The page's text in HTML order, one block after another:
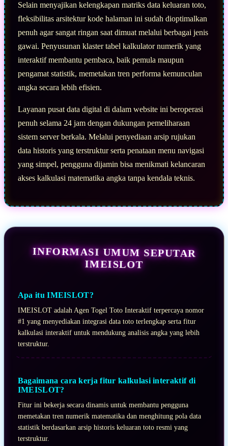
Selain menyajikan kelengkapan matriks data keluaran toto,
fleksibilitas arsitektur kode halaman ini sudah dioptimalkan
penuh agar sangat ringan saat dimuat melalui berbagai jenis
gawai. Penyusunan klaster tabel kalkulator numerik yang
interaktif membantu pembaca, baik pemula maupun
pengamat statistik, memetakan tren performa kemunculan
angka secara lebih efisien.
Layanan pusat data digital di dalam website ini beroperasi
penuh selama 24 jam dengan dukungan pemeliharaan
sistem server berkala. Melalui penyediaan arsip rujukan
data historis yang terstruktur serta penataan menu navigasi
yang simpel, pengguna dijamin bisa menikmati kelancaran
akses kalkulasi matematika angka tanpa kendala teknis.
INFORMASI UMUM SEPUTAR
IMEISLOT
Apa itu IMEISLOT?
IMEISLOT adalah Agen Togel Toto Interaktif terpercaya nomor
#1 yang menyediakan integrasi data toto terlengkap serta fitur
kalkulasi interaktif untuk mendukung analisis angka yang lebih
terstruktur.
Bagaimana cara kerja fitur kalkulasi interaktif di
IMEISLOT?
Fitur ini bekerja secara dinamis untuk membantu pengguna
memetakan tren numerik matematika dan menghitung pola data
statistik berdasarkan arsip historis keluaran toto resmi yang
terstruktur.